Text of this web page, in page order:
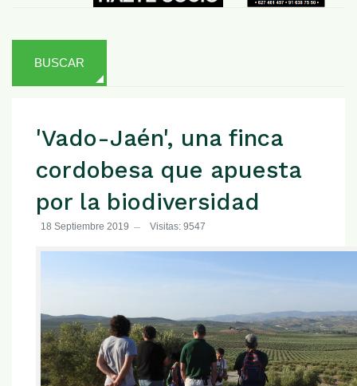
BUSCAR
'Vado-Jaén', una finca
cordobesa que apuesta
por la biodiversidad
18 Septiembre 2019 Visitas: 9547